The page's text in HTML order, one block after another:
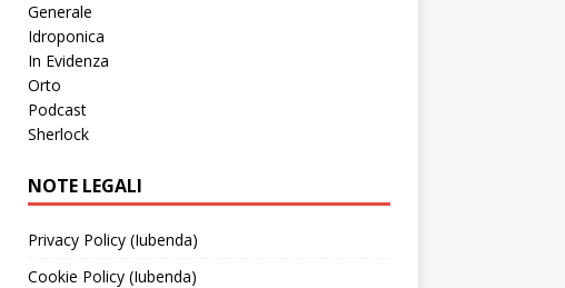
Generale
Idroponica
In Evidenza
Orto
Podcast
Sherlock
NOTE LEGALI
Privacy Policy (Iubenda)
Cookie Policy (Iubenda)